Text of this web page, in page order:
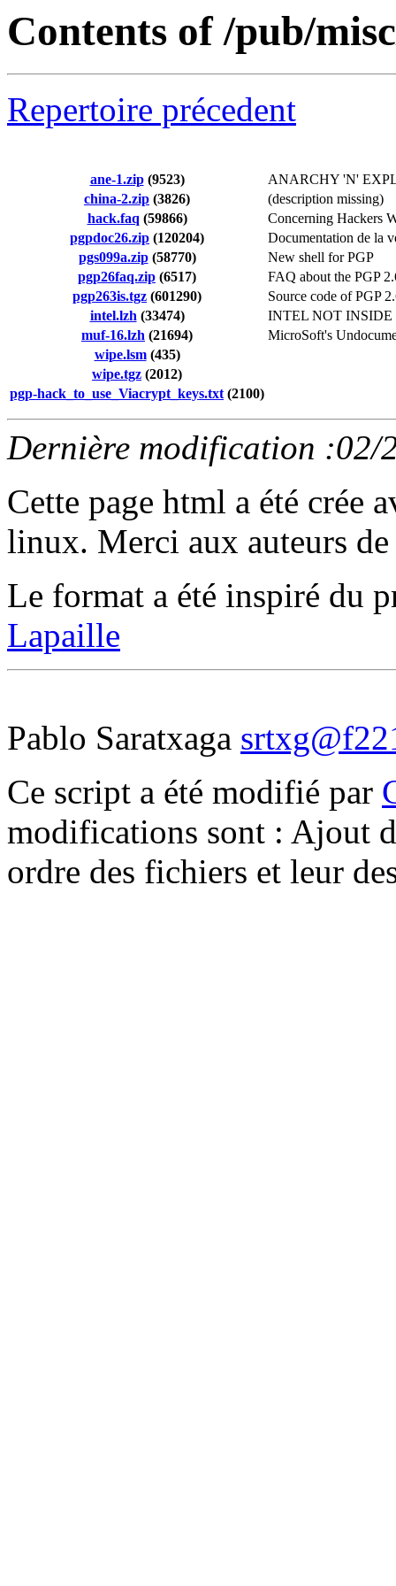
Contents of /pub/
Repertoire précedent
ane-1.zip(9523)
ANARCHY 'N'
china-2.zip (3826)
(description missing)
hack.faq (59866)
Concerning Hackers
pgpdoc26.zip (120204)
Documentation de la
pgs099a.zip(58770)
New shell for PGP
pgp26faq.zip (6517)
FAQ about the PGP
pgp263is.tgz (601290)
Source code of PGP
intel.lzh(33474)
INTEL NOT INSIDE
muf-16.lzh (21694)
MicroSoft's
wipe.lsm(435)
wipe.tgz (2012)
pgp-hack_to_use_Viacrypt_keys.txt(2100)
Dernière modification :02/
Cette page html a été crée
linux. Merci aux auteurs
Le format a été inspiré du
Lapaille
Pablo Saratxaga
Ce script a été modifié par
modifications sont : Ajout
ordre des fichiers et leur